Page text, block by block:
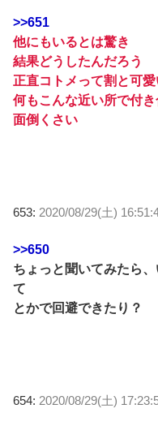
>>651
他にもいるとは驚き
結果どうしたんだろう
正直コトメって割と可愛
何もこんな近い所で付
面倒くさい
653: 2020/08/29(土)
>>650
ちょっと聞いてみたら
て
とかで回避できたり？
654: 2020/08/29(土)